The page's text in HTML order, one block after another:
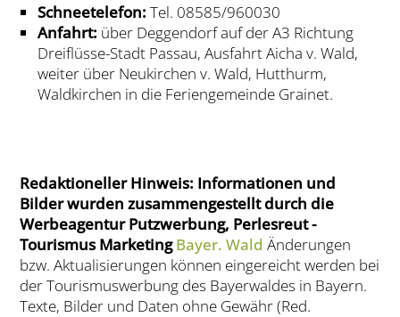
Schneetelefon: Tel. 08585/960030
Anfahrt: über Deggendorf auf der A3 Richtung
Dreiflüsse-Stadt Passau, Ausfahrt Aicha v. Wald,
weiter über Neukirchen v. Wald, Hutthurm,
Waldkirchen in die Feriengemeinde Grainet.
Redaktioneller Hinweis: Informationen und
Bilder wurden zusammengestellt durch die
Werbeagentur Putzwerbung, Perlesreut -
Tourismus MarketingBayer. Wald Änderungen
bzw. Aktualisierungen können eingereicht werden bei
der Tourismuswerbung des Bayerwaldes in Bayern.
Texte, Bilder und Daten ohne Gewähr (Red.